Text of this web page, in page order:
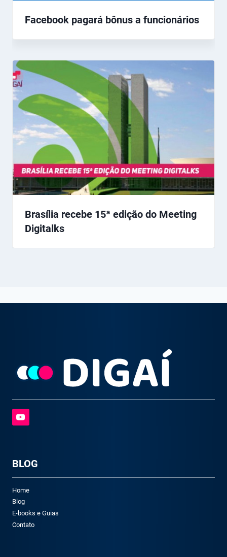
Facebook pagará bônus a funcionários
Brasília recebe 15ª edição do Meeting
Digitalks
BLOG
Home
Blog
E-books e Guias
Contato